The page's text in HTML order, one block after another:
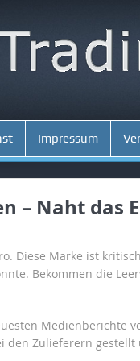
Impressum
– Naht das
Diese Marke ist
Bekommen die
Medienberichte
den Zulieferern